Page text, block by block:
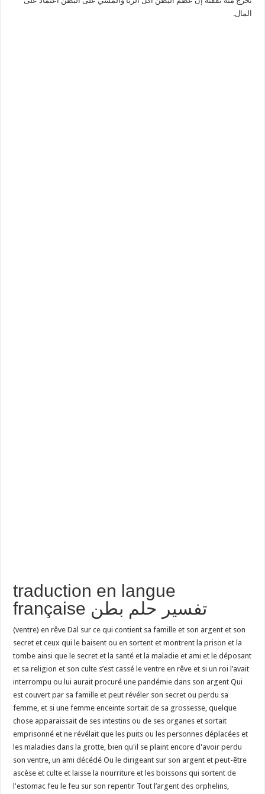
المال.
traduction en langue
française تفسير حلم بطن
(ventre) en rêve Dal sur ce qui contient sa famille et son argent et son
secret et ceux qui le baisent ou en sortent et montrent la prison et la
tombe ainsi que le secret et la santé et la maladie et ami et le déposant
et sa religion et son culte s’est cassé le ventre en rêve et si un roi l’avait
interrompu ou lui aurait procuré une pandémie dans son argent Qui
est couvert par sa famille et peut révéler son secret ou perdu sa
femme, et si une femme enceinte sortait de sa grossesse, quelque
chose apparaissait de ses intestins ou de ses organes et sortait
emprisonné et ne révélait que les puits ou les personnes déplacées et
les maladies dans la grotte, bien qu'il se plaint encore d'avoir perdu
son ventre, un ami décédé Ou le dirigeant sur son argent et peut-être
ascèse et culte et laisse la nourriture et les boissons qui sortent de
l'estomac feu le feu sur son repentir Tout l’argent des orphelins,